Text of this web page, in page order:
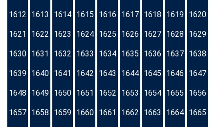
1612 1613 1614 1615 1616 1617 1618 1619 1620
1621 1622 1623 1624 1625 1626 1627 1628 1629
1630 1631 1632 1633 1634 1635 1636 1637 1638
1639 1640 1641 1642 1643 1644 1645 1646 1647
1648 1649 1650 1651 1652 1653 1654 1655 1656
1657 1658 1659 1660 1661 1662 1663 1664 1665